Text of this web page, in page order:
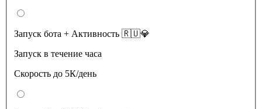
Запуск бота + Активность 🇷🇺💎
Запуск в течение часа
Скорость до 5К/день